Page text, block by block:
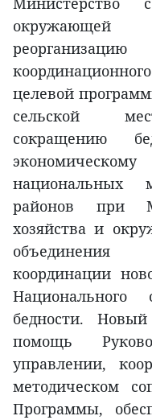
целевой
сельской
сокращению
национальных
районов при
хозяйства и
объединения
координации
бедности.
помощь
управлении,
методическом
Программы,